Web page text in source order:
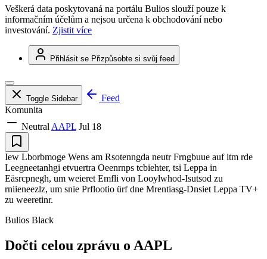
Veškerá data poskytovaná na portálu Bulios slouží pouze k
informačním účelům a nejsou určena k obchodování nebo
investování. Zjistit více
Přihlásit se Přizpůsobte si svůj feed
Toggle Sidebar
Feed
Komunita
Neutral AAPL Jul 18
Iew Lborbmoge Wens am Rsotenngda neutr Frngbuue auf itm rde
Leegneetanhgi etvuertra Oeenrnps tcbiehter, tsi Leppa in
Eäsrcpnegh, um weieret Emfli von Looylwhod-Isutsod zu
rniieneezlz, um snie Prflootio ürf dne Mrentiasg-Dnsiet Leppa TV+
zu weeretinr.
Bulios Black
Dočti celou zprávu o AAPL